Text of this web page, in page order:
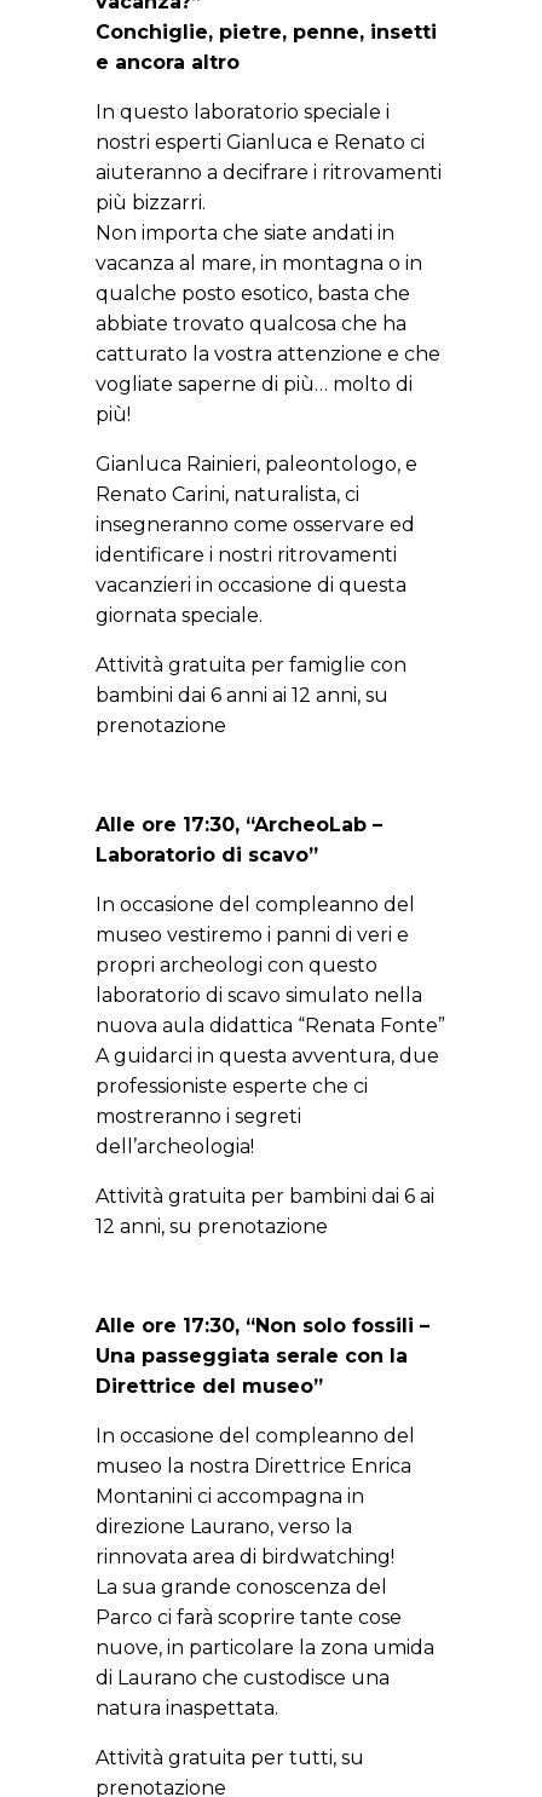
Conchiglie, pietre, penne, insetti
e ancora altro
In questo laboratorio speciale i
nostri esperti Gianluca e Renato ci
aiuteranno a decifrare i ritrovamenti
più bizzarri.
Non importa che siate andati in
vacanza al mare, in montagna o in
qualche posto esotico, basta che
abbiate trovato qualcosa che ha
catturato la vostra attenzione e che
vogliate saperne di più… molto di
più!
Gianluca Rainieri, paleontologo, e
Renato Carini, naturalista, ci
insegneranno come osservare ed
identificare i nostri ritrovamenti
vacanzieri in occasione di questa
giornata speciale.
Attività gratuita per famiglie con
bambini dai 6 anni ai 12 anni, su
prenotazione
Alle ore 17:30, “ArcheoLab –
Laboratorio di scavo”
In occasione del compleanno del
museo vestiremo i panni di veri e
propri archeologi con questo
laboratorio di scavo simulato nella
nuova aula didattica “Renata Fonte”
A guidarci in questa avventura, due
professioniste esperte che ci
mostreranno i segreti
dell’archeologia!
Attività gratuita per bambini dai 6 ai
12 anni, su prenotazione
Alle ore 17:30, “Non solo fossili –
Una passeggiata serale con la
Direttrice del museo”
In occasione del compleanno del
museo la nostra Direttrice Enrica
Montanini ci accompagna in
direzione Laurano, verso la
rinnovata area di birdwatching!
La sua grande conoscenza del
Parco ci farà scoprire tante cose
nuove, in particolare la zona umida
di Laurano che custodisce una
natura inaspettata.
Attività gratuita per tutti, su
prenotazione